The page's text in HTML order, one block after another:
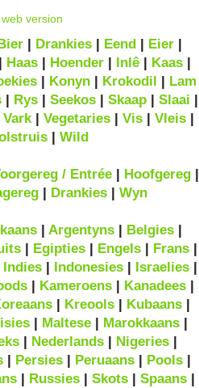
version
| Drankies| Eend| Eier|
| Haas | Hoender | Inlê | Kaas |
| Konyn | Krokodil | Lam
| Rys| Seekos| Skaap| Slaai |
Vark| Vegetaries| Vis| Vleis|
| Wild
/ Entrée| Hoofgereg|
| Drankies| Wyn
| Argentyns | Belgies |
| Egipties | Engels | Frans |
Indies | Indonesies | Israelies |
| Kameroens | Kanadees |
| Kreools | Kubaans |
| Maltese| Marokkaans|
| Nederlands| Nigeries|
| Persies | Peruaans | Pools |
| Russies | Skots | Spaans |